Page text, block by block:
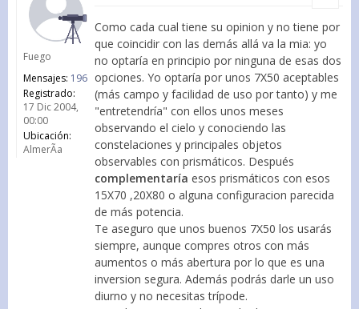
Fuego
Mensajes: 196
Registrado:
17 Dic 2004,
00:00
Ubicación:
AlmerÃ­a
Como cada cual tiene su opinion y no tiene por
que coincidir con las demás allá va la mia: yo
no optaría en principio por ninguna de esas dos
opciones. Yo optaría por unos 7X50 aceptables
(más campo y facilidad de uso por tanto) y me
"entretendría" con ellos unos meses
observando el cielo y conociendo las
constelaciones y principales objetos
observables con prismáticos. Después
complementaría esos prismáticos con esos
15X70 ,20X80 o alguna configuracion parecida
de más potencia.
Te aseguro que unos buenos 7X50 los usarás
siempre, aunque compres otros con más
aumentos o más abertura por lo que es una
inversion segura. Además podrás darle un uso
diurno y no necesitas trípode.